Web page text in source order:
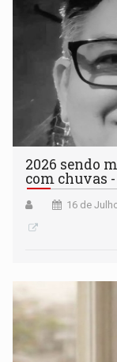
2026 sendo
com chuvas
16 de